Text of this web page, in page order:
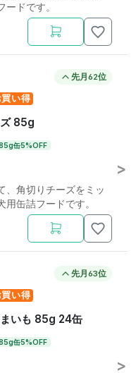
ドです。
先月62位
買い得
85g
缶5%OFF
、角切りチーズをミッ
缶詰フードです。
先月63位
買い得
いも 85g 24缶
缶5%OFF